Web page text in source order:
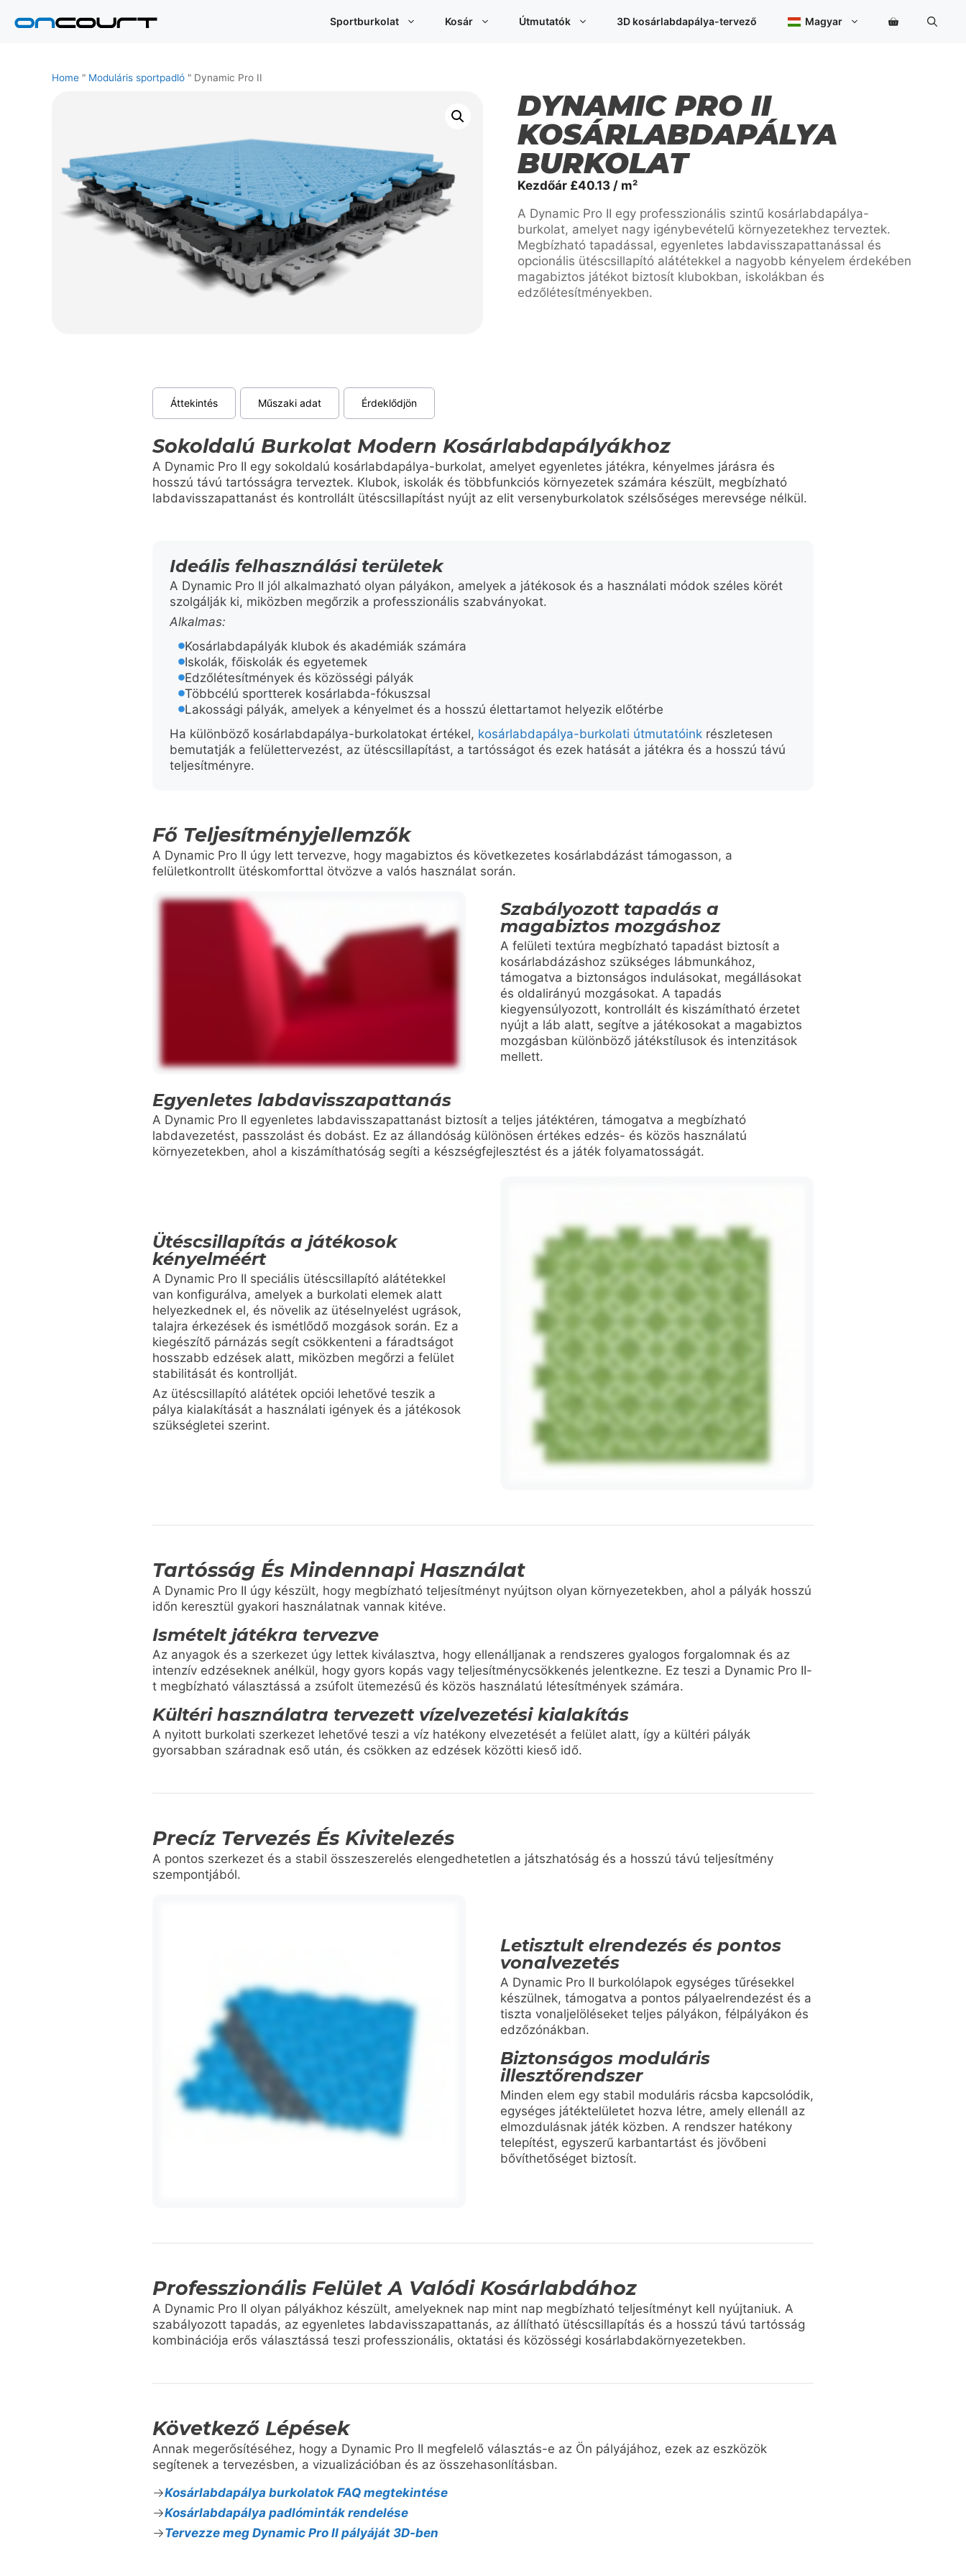
Sportburkolat Kosár Útmutatók 3D kosárlabdapálya-tervező Magyar
Home " Moduláris sportpadló " Dynamic Pro II
DYNAMIC PRO II
KOSÁRLABDAPÁLYA
BURKOLAT
Kezdőár £40.13 / m²
A Dynamic Pro II egy professzionális szintű kosárlabdapálya-
burkolat, amelyet nagy igénybevételű környezetekhez terveztek.
Megbízható tapadással, egyenletes labdavisszapattanással és
opcionális ütéscsillapító alátétekkel a nagyobb kényelem érdekében
magabiztos játékot biztosít klubokban, iskolákban és
edzőlétesítményekben.
Áttekintés Műszaki adat Érdeklődjön
Sokoldalú Burkolat Modern Kosárlabdapályákhoz
A Dynamic Pro II egy sokoldalú kosárlabdapálya-burkolat, amelyet egyenletes játékra, kényelmes járásra és
hosszú távú tartósságra terveztek. Klubok, iskolák és többfunkciós környezetek számára készült, megbízható
labdavisszapattanást és kontrollált ütéscsillapítást nyújt az elit versenyburkolatok szélsőséges merevsége nélkül.
Ideális felhasználási területek
A Dynamic Pro II jól alkalmazható olyan pályákon, amelyek a játékosok és a használati módok széles körét
szolgálják ki, miközben megőrzik a professzionális szabványokat.
Alkalmas:
Kosárlabdapályák klubok és akadémiák számára
Iskolák, főiskolák és egyetemek
Edzőlétesítmények és közösségi pályák
Többcélú sportterek kosárlabda-fókuszsal
Lakossági pályák, amelyek a kényelmet és a hosszú élettartamot helyezik előtérbe
Ha különböző kosárlabdapálya-burkolatokat értékel, kosárlabdapálya-burkolati útmutatóink részletesen
bemutatják a felülettervezést, az ütéscsillapítást, a tartósságot és ezek hatását a játékra és a hosszú távú
teljesítményre.
Fő Teljesítményjellemzők
A Dynamic Pro II úgy lett tervezve, hogy magabiztos és következetes kosárlabdázást támogasson, a
felületkontrollt ütéskomforttal ötvözve a valós használat során.
Szabályozott tapadás a
magabiztos mozgáshoz
A felületi textúra megbízható tapadást biztosít a
kosárlabdázáshoz szükséges lábmunkához,
támogatva a biztonságos indulásokat, megállásokat
és oldalirányú mozgásokat. A tapadás
kiegyensúlyozott, kontrollált és kiszámítható érzetet
nyújt a láb alatt, segítve a játékosokat a magabiztos
mozgásban különböző játékstílusok és intenzitások
mellett.
Egyenletes labdavisszapattanás
A Dynamic Pro II egyenletes labdavisszapattanást biztosít a teljes játéktéren, támogatva a megbízható
labdavezetést, passzolást és dobást. Ez az állandóság különösen értékes edzés- és közös használatú
környezetekben, ahol a kiszámíthatóság segíti a készségfejlesztést és a játék folyamatosságát.
Ütéscsillapítás a játékosok
kényelméért
A Dynamic Pro II speciális ütéscsillapító alátétekkel
van konfigurálva, amelyek a burkolati elemek alatt
helyezkednek el, és növelik az ütéselnyelést ugrások,
talajra érkezések és ismétlődő mozgások során. Ez a
kiegészítő párnázás segít csökkenteni a fáradtságot
hosszabb edzések alatt, miközben megőrzi a felület
stabilitását és kontrollját.
Az ütéscsillapító alátétek opciói lehetővé teszik a
pálya kialakítását a használati igények és a játékosok
szükségletei szerint.
Tartósság És Mindennapi Használat
A Dynamic Pro II úgy készült, hogy megbízható teljesítményt nyújtson olyan környezetekben, ahol a pályák hosszú
időn keresztül gyakori használatnak vannak kitéve.
Ismételt játékra tervezve
Az anyagok és a szerkezet úgy lettek kiválasztva, hogy ellenálljanak a rendszeres gyalogos forgalomnak és az
intenzív edzéseknek anélkül, hogy gyors kopás vagy teljesítménycsökkenés jelentkezne. Ez teszi a Dynamic Pro II-
t megbízható választássá a zsúfolt ütemezésű és közös használatú létesítmények számára.
Kültéri használatra tervezett vízelvezetési kialakítás
A nyitott burkolati szerkezet lehetővé teszi a víz hatékony elvezetését a felület alatt, így a kültéri pályák
gyorsabban száradnak eső után, és csökken az edzések közötti kieső idő.
Precíz Tervezés És Kivitelezés
A pontos szerkezet és a stabil összeszerelés elengedhetetlen a játszhatóság és a hosszú távú teljesítmény
szempontjából.
Letisztult elrendezés és pontos
vonalvezetés
A Dynamic Pro II burkolólapok egységes tűrésekkel
készülnek, támogatva a pontos pályaelrendezést és a
tiszta vonaljelöléseket teljes pályákon, félpályákon és
edzőzónákban.
Biztonságos moduláris
illesztőrendszer
Minden elem egy stabil moduláris rácsba kapcsolódik,
egységes játéktelületet hozva létre, amely ellenáll az
elmozdulásnak játék közben. A rendszer hatékony
telepítést, egyszerű karbantartást és jövőbeni
bővíthetőséget biztosít.
Professzionális Felület A Valódi Kosárlabdához
A Dynamic Pro II olyan pályákhoz készült, amelyeknek nap mint nap megbízható teljesítményt kell nyújtaniuk. A
szabályozott tapadás, az egyenletes labdavisszapattanás, az állítható ütéscsillapítás és a hosszú távú tartósság
kombinációja erős választássá teszi professzionális, oktatási és közösségi kosárlabdakörnyezetekben.
Következő Lépések
Annak megerősítéséhez, hogy a Dynamic Pro II megfelelő választás-e az Ön pályájához, ezek az eszközök
segítenek a tervezésben, a vizualizációban és az összehasonlításban.
Kosárlabdapálya burkolatok FAQ megtekintése
Kosárlabdapálya padlóminták rendelése
Tervezze meg Dynamic Pro II pályáját 3D-ben